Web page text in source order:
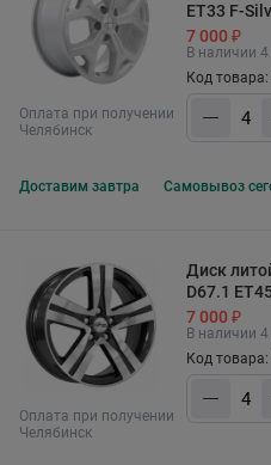
Оплата при получении
Челябинск
ET33 F-
7 000 ₽
В наличии
Код
Доставим завтра Самовывоз
Оплата при получении
Челябинск
Диск
D67.1
7 000 ₽
В наличии
Код